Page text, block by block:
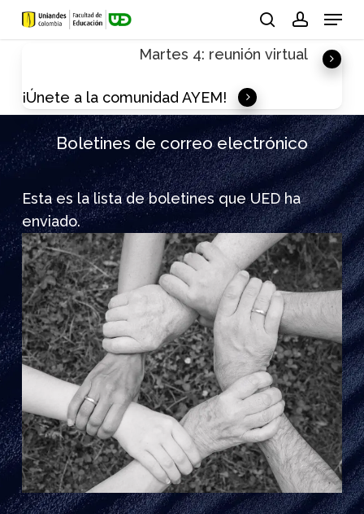
Skip
Menu
Martes 4: reunión virtual
¡Únete a la comunidad AYEM!
Boletines de correo electrónico
Esta es la lista de boletines que UED ha
enviado.